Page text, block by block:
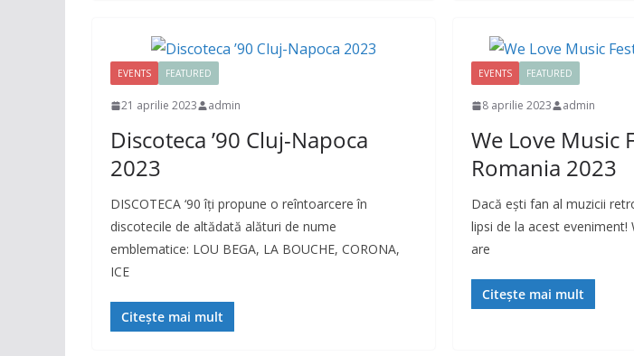
EVENTS FEATURED
21 aprilie 2023 admin
Discoteca ’90 Cluj-Napoca
2023
DISCOTECA ‘90 îți propune o reîntoarcere în
discotecile de altădată alături de nume
emblematice: LOU BEGA, LA BOUCHE, CORONA,
ICE
Citește mai mult
EVENTS FEATURED
8 aprilie 2023 admin
We Love Music
Romania 2023
Dacă eşti fan al muzicii
lipsi de la acest eveniment!
are
Citește mai mult